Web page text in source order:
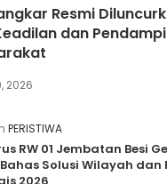
Resmi
dan
2026
PERISTIWA
RW 01 Jembatan Besi
Solusi Wilayah dan